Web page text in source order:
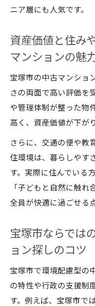
宝塚市で快
中古マンシ
ンのポイント
快適な生活を
住みやすさ
活用法
ニア層にも人気です。
資産価値と住み
マンションの魅
宝塚市の中古マンショ
さの両面で高い評価を
や管理体制が整った物
高く、資産価値が下が
さらに、交通の便や教
住環境は、暮らしやす
す。実際に住んでいる
「子どもと自然に触
全員が快適に過ごせる
宝塚市ならでは
ョン探しのコツ
宝塚市で環境配慮型の
の特性や行政の支援制
す。例えば、宝塚市で